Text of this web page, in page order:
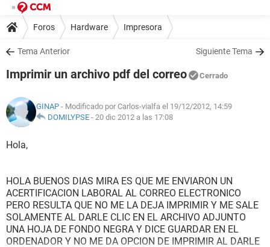
Foros Hardware Impresora
Tema Anterior Siguiente Tema
Imprimir un archivo pdf del correo Cerrado
GINAP - Modificado por Carlos-vialfa el 19/12/2012, 14:59
DOMILYPSE - 20 dic 2012 a las 17:08
Hola,
HOLA BUENOS DIAS MIRA ES QUE ME ENVIARON UN
ACERTIFICACION LABORAL AL CORREO ELECTRONICO
PERO RESULTA QUE NO ME LA DEJA IMPRIMIR Y ME SALE
SOLAMENTE AL DARLE CLIC EN EL ARCHIVO ADJUNTO
UNA HOJA DE FONDO NEGRA Y DICE GUARDAR EN EL
ORDENADOR Y NO ME DA OPCION DE IMPRIMIR AL DARLE